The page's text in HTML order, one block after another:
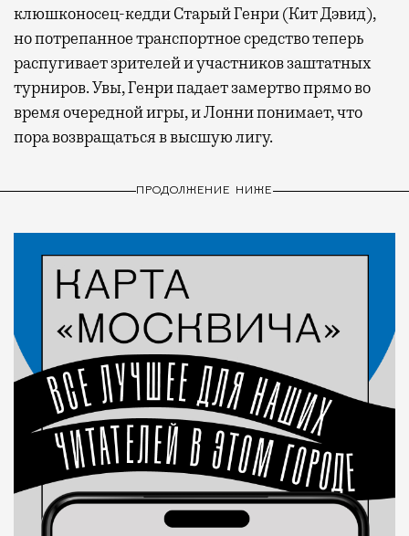
клюшконосец-кедди Старый Генри (Кит Дэвид),
но потрепанное транспортное средство теперь
распугивает зрителей и участников заштатных
турниров. Увы, Генри падает замертво прямо во
время очередной игры, и Лонни понимает, что
пора возвращаться в высшую лигу.
ПРОДОЛЖЕНИЕ НИЖЕ